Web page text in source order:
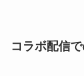
コラボ配信